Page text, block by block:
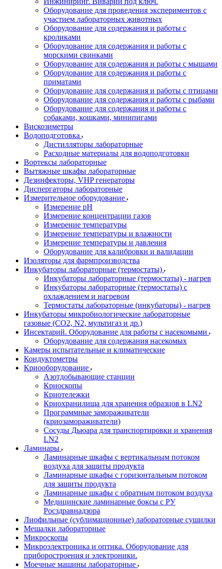
Оборудование для проведения экспериментов с
участием лабораторных животных
Оборудование для содержания и работы с
кроликами
Оборудование для содержания и работы с
морскими свинками
Оборудование для содержания и работы с мышами
Оборудование для содержания и работы с
приматами
Оборудование для содержания и работы с птицами
Оборудование для содержания и работы с рыбами
Оборудование для содержания и работы с
собаками, кошками, минипигами
Вискозиметры
Водоподготовка
Дистилляторы лабораторные
Расходные материалы для водоподготовки
Вортексы лабораторные
Вытяжные шкафы лабораторные
Дезинфекторы, VHP генераторы
Диспергаторы лабораторные
Измерительное оборудование
Измерение pH
Измерение концентрации газов
Измерение температуры
Измерение температуры и влажности
Измерение температуры и давления
Оборудование для калибровки и валидации
Изоляторы для фармпроизводства
Инкубаторы лабораторные (термостаты)
Инкубаторы лабораторные (термостаты) - нагрев
Инкубаторы лабораторные (термостаты) с
охлаждением и нагревом
Термостаты лабораторные (инкубаторы) - нагрев
Инкубаторы микробиологические лабораторные
газовые (CO2, N2, мультигаз и др.)
Инсектарий. Оборудование для работы с насекомыми
Оборудование для содержания насекомых
Камеры испытательные и климатические
Кондуктометры
Криооборудование
Азотдобывающие станции
Криоскопы
Криотележки
Криохранилища для хранения образцов в LN2
Программные замораживатели
(криозамораживатели)
Сосуды Дьюара для транспортировки и хранения
LN2
Ламинары
Ламинарные шкафы с вертикальным потоком
воздуха для защиты продукта
Ламинарные шкафы с горизонтальным потоком
для защиты продукта
Ламинарные шкафы с обратным потоком воздуха
Медицинские ламинарные боксы с РУ
Росздравнадзора
Лиофильные (сублимационные) лабораторные сушилки
Мешалки лабораторные
Микроскопы
Микроэлектроника и оптика. Оборудование для
приборостроения и электроники.
Моечные машины лабораторные